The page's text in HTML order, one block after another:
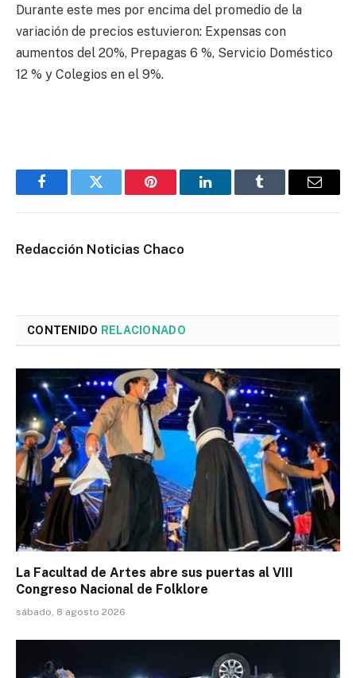
Durante este mes por encima del promedio de la
variación de precios estuvieron: Expensas con
aumentos del 20%, Prepagas 6 %, Servicio Doméstico
12 % y Colegios en el 9%.
FacebookTwitter Pinterest LinkedInTumblr Email
Redacción Noticias Chaco
CONTENIDO RELACIONADO
La Facultad de Artes abre sus puertas al VIII
Congreso Nacional de Folklore
sábado, 8 agosto 2026